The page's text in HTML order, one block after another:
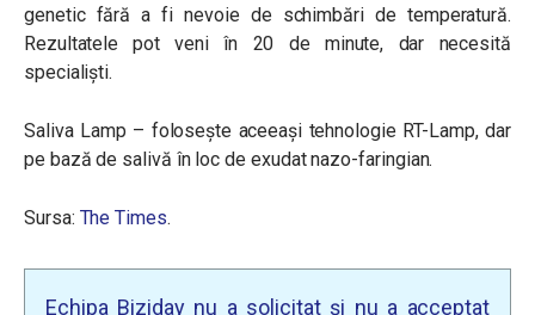
genetic fără a fi nevoie de schimbări de temperatură.
Rezultatele pot veni în 20 de minute, dar necesită
specialiști.
Saliva Lamp – folosește aceeași tehnologie RT-Lamp, dar
pe bază de salivă în loc de exudat nazo-faringian.
Sursa: The Times.
Echipa Biziday nu a solicitat și nu a acceptat